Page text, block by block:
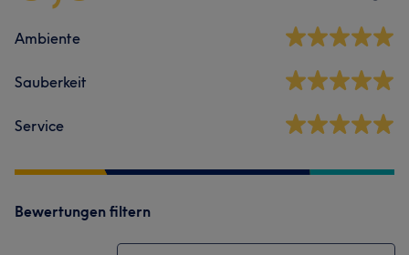
Ambiente
Sauberkeit
Service
Bewertungen filtern